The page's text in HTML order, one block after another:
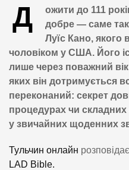
Д
ожити до 111
добре — саме так
Луїс Кано,
чоловіком у США. Його
лише через поважний
яких він дотримується
переконаний: секрет
процедурах чи складних
у звичайних щоденних
Тульчин онлайн
LAD Bible.